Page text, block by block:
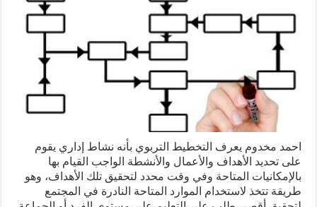
احمد مخدوم يعرف التخطيط التربوي بأنه نشاط إداري يقوم
على تحديد الأهداف والأعمال والأنشطة الواجب القيام بها
بالإمكانيات المتاحة وفي وقت محدد لتحقيق تلك الأهداف، وهو
طريقة تتخذ لاستخدام الموارد المتاحة النادرة في المجتمع